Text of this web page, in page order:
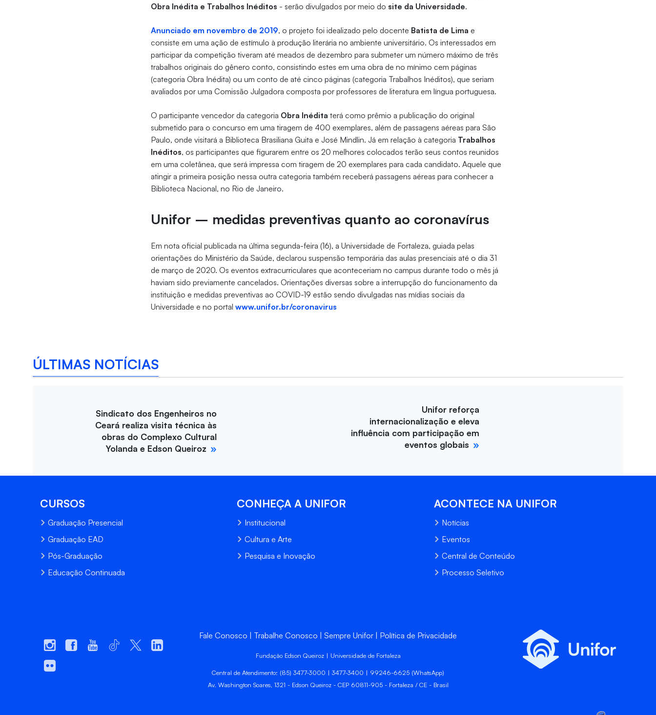
Obra Inédita e Trabalhos Inéditos - serão divulgados por meio do site da Universidade.
Anunciado em novembro de 2019, o projeto foi idealizado pelo docente Batista de Limae
consiste em uma ação de estímulo à produção literária no ambiente universitário. Os interessados em
participar da competição tiveram até meados de dezembro para submeter um número máximo de três
trabalhos originais do gênero conto, consistindo estes em uma obra de no mínimo cem páginas
(categoria Obra Inédita) ou um conto de até cinco páginas (categoria Trabalhos Inéditos), que seriam
avaliados por uma Comissão Julgadora composta por professores de literatura em língua portuguesa.
O participante vencedor da categoria Obra Inédita terá como prêmio a publicação do original
submetido para o concurso em uma tiragem de 400 exemplares, além de passagens aéreas para São
Paulo, onde visitará a Biblioteca Brasiliana Guita e José Mindlin. Já em relação à categoria Trabalhos
Inéditos, os participantes que figurarem entre os 20 melhores colocados terão seus contos reunidos
em uma coletânea, que será impressa com tiragem de 20 exemplares para cada candidato. Aquele que
atingir a primeira posição nessa outra categoria também receberá passagens aéreas para conhecer a
Biblioteca Nacional, no Rio de Janeiro.
Unifor – medidas preventivas quanto ao coronavírus
Em nota oficial publicada na última segunda-feira (16), a Universidade de Fortaleza, guiada pelas
orientações do Ministério da Saúde, declarou suspensão temporária das aulas presenciais até o dia 31
de março de 2020. Os eventos extracurriculares que aconteceriam no campus durante todo o mês já
haviam sido previamente cancelados. Orientações diversas sobre a interrupção do funcionamento da
instituição e medidas preventivas ao COVID-19 estão sendo divulgadas nas mídias sociais da
Universidade e no portalwww.unifor.br/coronavirus
ÚLTIMAS NOTÍCIAS
Sindicato dos Engenheiros no
Ceará realiza visita técnica às
obras do Complexo Cultural
Yolanda e Edson Queiroz
Unifor reforça
internacionalização e eleva
influência com participação em
eventos globais
CURSOS
Graduação Presencial
Graduação EAD
Pós-Graduação
Educação Continuada
CONHEÇA A UNIFOR
Institucional
Cultura e Arte
Pesquisa e Inovação
ACONTECE NA UNIFOR
Notícias
Eventos
Central de Conteúdo
Processo Seletivo
Fale Conosco Trabalhe Conosco Sempre Unifor Política de Privacidade
Fundação Edson Queiroz | Universidade de Fortaleza
Central de Atendimento: (85) 3477-3000 | 3477-3400 | 99246-6625 (WhatsApp)
Av. Washington Soares, 1321 - Edson Queiroz - CEP 60811-905 - Fortaleza / CE - Brasil